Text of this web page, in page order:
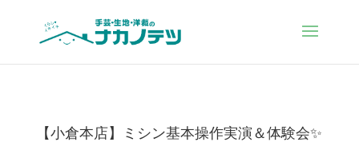
【小倉本店】ミシン基本操作実演＆体験会✨